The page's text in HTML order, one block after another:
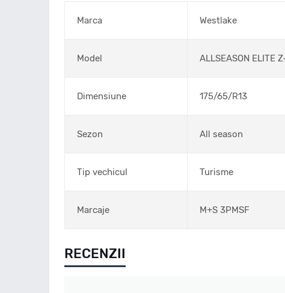
Marca Westlake
Model ALLSEASON ELITE
Dimensiune 175/65/R13
Sezon All season
Tip vechicul Turisme
Marcaje M+S 3PMSF
RECENZII